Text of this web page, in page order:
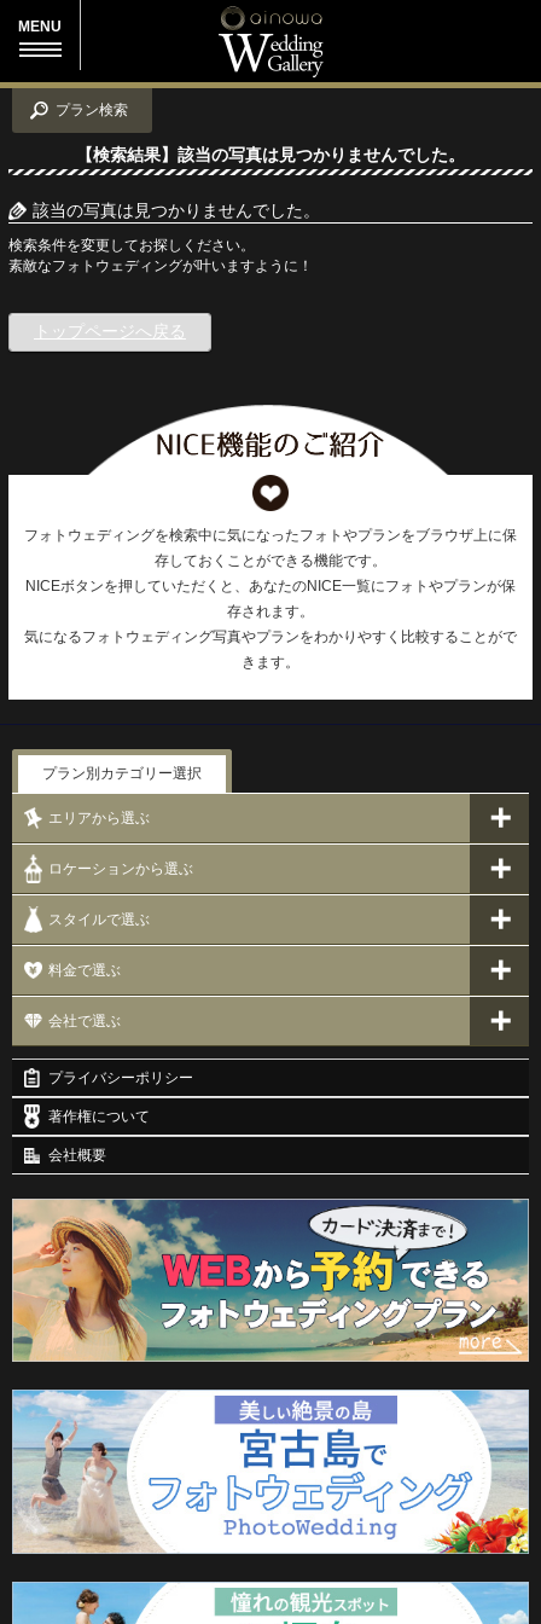
MENU
プラン検索
【検索結果】該当の写真は見つかりませんでした。
該当の写真は見つかりませんでした。
検索条件を変更してお探しください。
素敵なフォトウェディングが叶いますように！
トップページへ戻る
フォトウェディングを検索中に気になったフォトやプランをブラウザ上に保
存しておくことができる機能です。
NICEボタンを押していただくと、あなたのNICE一覧にフォトやプランが保
存されます。
気になるフォトウェディング写真やプランをわかりやすく比較することがで
きます。
プラン別カテゴリー選択
エリアから選ぶ
ロケーションから選ぶ
スタイルで選ぶ
料金で選ぶ
会社で選ぶ
プライバシーポリシー
著作権について
会社概要